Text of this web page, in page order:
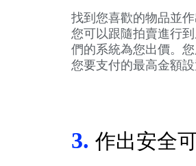
找到您喜歡的物品並作
您可以跟隨拍賣進行
們的系統為您出價。
您要支付的最高金額設
3. 作出安全